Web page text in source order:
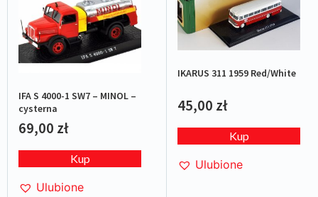
IFA S 4000-1 SW7 – MINOL –
cysterna
69,00 zł
Kup
Ulubione
IKARUS 311 1959 Red/White
45,00 zł
Kup
Ulubione